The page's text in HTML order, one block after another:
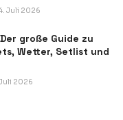
Juli 2026
große Guide zu
Wetter, Setlist und
2026